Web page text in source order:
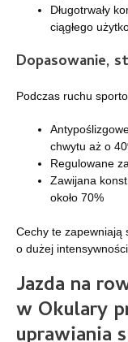
Długotrwały
ciągłego
Dopasowanie,
Podczas ruchu
chwytu aż o
Regulowane
Zawijana
około 70%
Cechy te zapewniają
o dużej intensywności.
Jazda na
w Okulary